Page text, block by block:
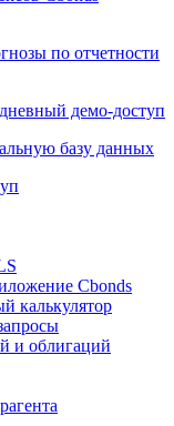
Cbonds
по отчетности
базу данных
Cbonds
калькулятор
и облигаций